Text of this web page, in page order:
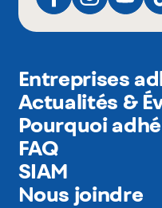
Entreprises
Actualités &
Pourquoi
FAQ
SIAM
Nous joindre